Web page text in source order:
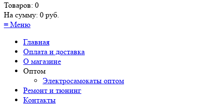
Товаров: 0
На сумму: 0 руб.
≡ Меню
Главная
Оплата и доставка
О магазине
Оптом
Электросамокаты оптом
Ремонт и тюнинг
Контакты